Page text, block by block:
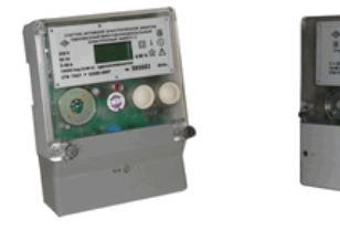
Стремянки стальные
Стремянки двухсторонние стальные